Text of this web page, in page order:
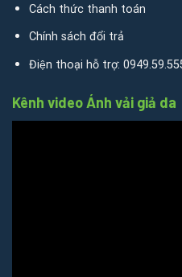
Cách thức thanh toán
Chính sách đổi trả
Điện thoại hỗ trợ:
Kênh video Ánh vải giả da